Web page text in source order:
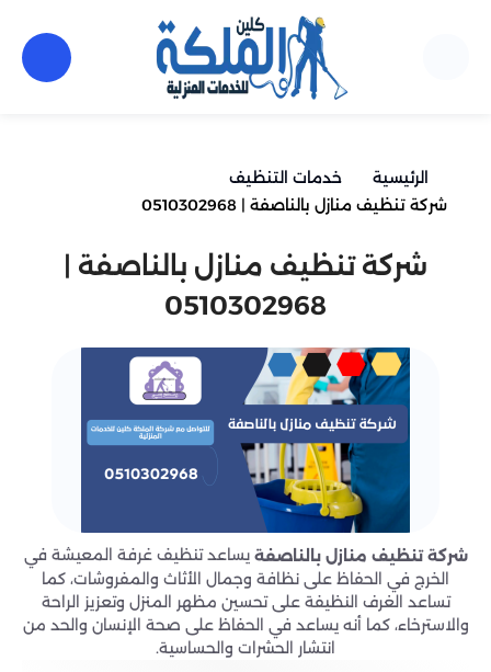
الرئيسية
خدمات التنظيف
شركة تنظيف منازل بالناصفة | 0510302968
شركة تنظيف منازل بالناصفة |
0510302968
شركة تنظيف منازل بالناصفةيساعد تنظيف غرفة المعيشة في
الخرج في الحفاظ على نظافة وجمال الأثاث والمفروشات، كما
تساعد الغرف النظيفة على تحسين مظهر المنزل وتعزيز الراحة
والاسترخاء، كما أنه يساعد في الحفاظ على صحة الإنسان والحد من
انتشار الحشرات والحساسية.